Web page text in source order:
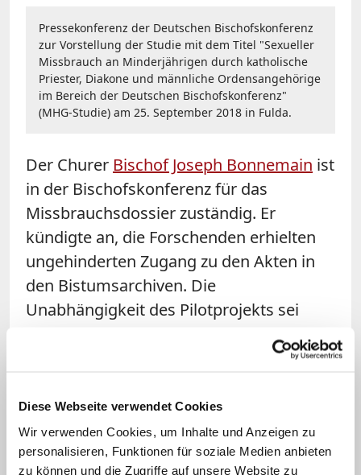
Diese Webseite verwendet Cookies
Wir verwenden Cookies, um Inhalte und Anzeigen zu
personalisieren, Funktionen für soziale Medien anbieten
zu können und die Zugriffe auf unsere Website zu
Pressekonferenz der Deutschen Bischofskonferenz
zur Vorstellung der Studie mit dem Titel "Sexueller
Missbrauch an Minderjährigen durch katholische
Priester, Diakone und männliche Ordensangehörige
im Bereich der Deutschen Bischofskonferenz"
(MHG-Studie) am 25. September 2018 in Fulda.
Der Churer Bischof Joseph Bonnemain ist
in der Bischofskonferenz für das
Missbrauchsdossier zuständig. Er
kündigte an, die Forschenden erhielten
ungehinderten Zugang zu den Akten in
den Bistumsarchiven. Die
Unabhängigkeit des Pilotprojekts sei
gewährleistet. Bonnemain sagte, viele
Taten seien vertuscht und die Opfer
stärker zu einer lernenden Organisation
werden, "die bereit ist, eigene Fehler
einzugestehen und Strukturen zu